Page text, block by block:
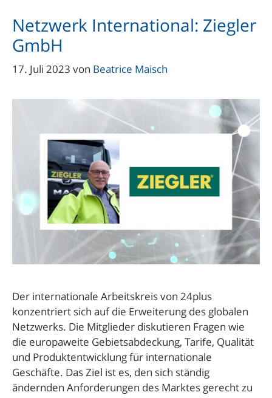
Netzwerk International: Ziegler
GmbH
17. Juli 2023 von Beatrice Maisch
Der internationale Arbeitskreis von 24plus
konzentriert sich auf die Erweiterung des globalen
Netzwerks. Die Mitglieder diskutieren Fragen wie
die europaweite Gebietsabdeckung, Tarife, Qualität
und Produktentwicklung für internationale
Geschäfte. Das Ziel ist es, den sich ständig
ändernden Anforderungen des Marktes gerecht zu